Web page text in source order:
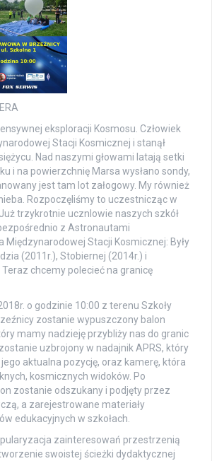
eksploracji Kosmosu. Człowiek
Stacji Kosmicznej i stanął
Nad naszymi głowami latają setki
i na powierzchnię Marsa wysłano sondy,
jest tam lot załogowy. My również
Rozpoczęliśmy to uczestnicząc w
trzykrotnie ucznIowie naszych szkół
z Astronautami
Międzynarodowej Stacji Kosmicznej: Były
(2011r.), Stobiernej (2014r.) i
Teraz chcemy polecieć na granicę
o godzinie 10:00 z terenu Szkoły
zostanie wypuszczony balon
mamy nadzieję przybliży nas do granic
uzbrojony w nadajnik APRS, który
aktualna pozycję, oraz kamerę, która
kosmicznych widoków. Po
zostanie odszukany i podjęty przez
a zarejestrowane materiały
edukacyjnych w szkołach.
zainteresowań przestrzenią
swoistej ścieżki dydaktycznej